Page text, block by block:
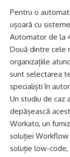
Pentru o
ușoară cu
Automator de la
Două dintre cele
organizațiile
sunt selectarea
specialiști în
Un studiu de caz
depășească
Workato, un
soluției
soluție low-code,